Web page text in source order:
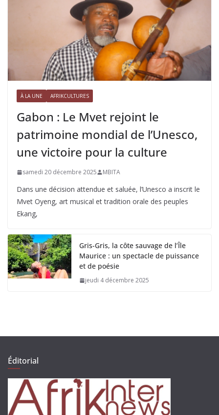
À LA UNE AFRIKCULTURES
Gabon : Le Mvet rejoint le
patrimoine mondial de l’Unesco,
une victoire pour la culture
samedi 20 décembre 2025 MBITA
Dans une décision attendue et saluée, l’Unesco a inscrit le
Mvet Oyeng, art musical et tradition orale des peuples
Ekang,
Gris-Gris, la côte sauvage de l’Île
Maurice : un spectacle de puissance
et de poésie
jeudi 4 décembre 2025
Éditorial